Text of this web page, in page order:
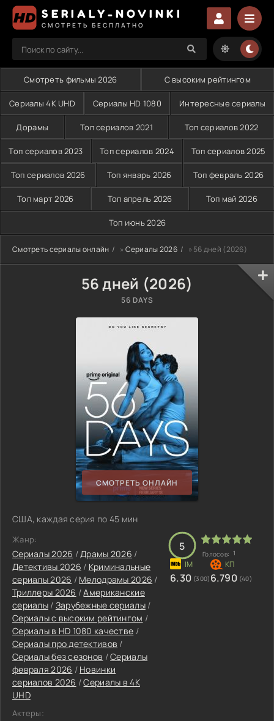
SERIALY-NOVINKI
СМОТРЕТЬ БЕСПЛАТНО
Смотреть фильмы 2026 С высоким рейтингом
Сериалы 4K UHD Сериалы HD 1080 Интересные сериалы
Дорамы Топ сериалов 2021 Топ сериалов 2022
Топ сериалов 2023 Топ сериалов 2024 Топ сериалов 2025
Топ сериалов 2026 Топ январь 2026 Топ февраль 2026
Топ март 2026 Топ апрель 2026 Топ май 2026
Топ июнь 2026
Смотреть сериалы онлайн » Сериалы 2026 » 56 дней (2026)
56 дней (2026)
56 DAYS
СМОТРЕТЬ ОНЛАЙН
США, каждая серия по 45 мин
Жанр:
Сериалы 2026 /Драмы 2026 /
Детективы 2026 / Криминальные
сериалы 2026 / Мелодрамы 2026 /
Триллеры 2026 /Американские
сериалы/ Зарубежные сериалы/
Сериалы с высоким рейтингом /
Сериалы в HD 1080 качестве /
Сериалы про детективов /
Сериалы без сезонов /Сериалы
февраля 2026 / Новинки
сериалов 2026 /Сериалы в 4K
UHD
Актеры:
5
Голосов: 1
6.30 (300) 6.790 (40)